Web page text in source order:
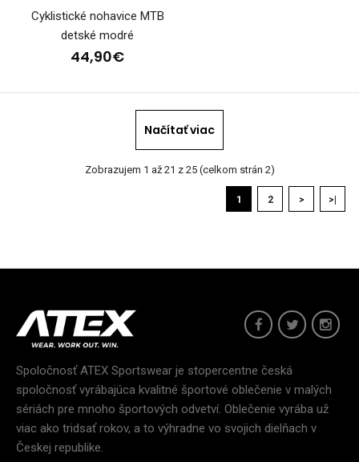
Cyklistické šortky VABROUŠEK
115,90€
Cyklistické nohavice MTB
detské modré
44,90€
Načítať viac
Zobrazujem 1 až 21 z 25 (celkom strán 2)
1 2 > >|
Spoločnosť ATEX Sportswear je stopercentne česká
spoločnosť vyrábajúca kvalitné športové oblečenie v malých
sériách pre mnoho športových odvetví. Oblečenie vyrába už
viac ako tridsať rokov, a to výhradne vo svojich dielňach v
Českej republike.